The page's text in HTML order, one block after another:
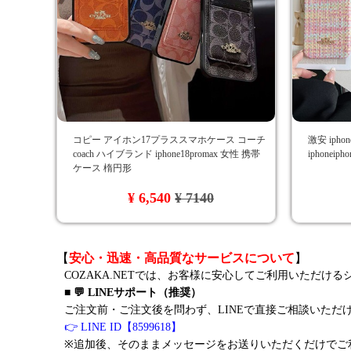
コピー アイホン17プラススマホケース コーチ
coach ハイブランド iphone18promax 女性 携帯
ケース 楕円形
¥ 6,540¥ 7140
激安
【安心・迅速・高品質なサービスについて 】
COZAKA.NETでは、お客様に安心してご利用いただける
■ 💬 LINEサポート（推奨）
ご注文前・ご注文後を問わず、LINEで直接ご相談いただ
👉 LINE ID【8599618】
※追加後、そのままメッセージをお送りいただくだけで